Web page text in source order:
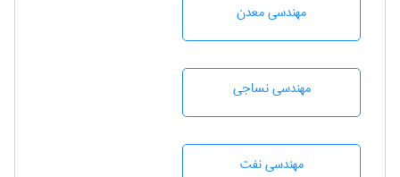
مهندسی معدن
مهندسي نساجی
مهندسی نفت